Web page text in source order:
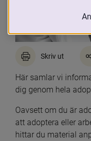
Skriv ut
Här samlar vi
dig genom hela
Oavsett om du är
att adoptera eller
hittar du material